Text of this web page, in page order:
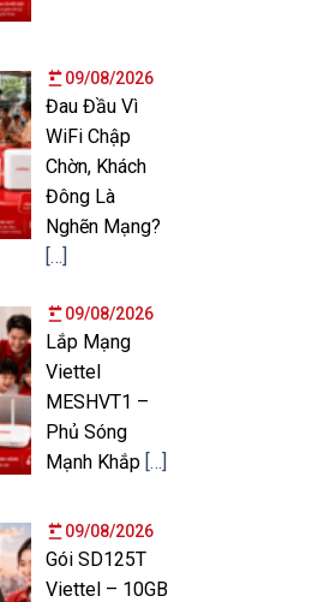
09/08/2026
Đau Đầu Vì
WiFi Chập
Chờn, Khách
Đông Là
Nghẽn Mạng?
[…]
09/08/2026
Lắp Mạng
Viettel
MESHVT1 –
Phủ Sóng
Mạnh Khắp […]
09/08/2026
Gói SD125T
Viettel – 10GB